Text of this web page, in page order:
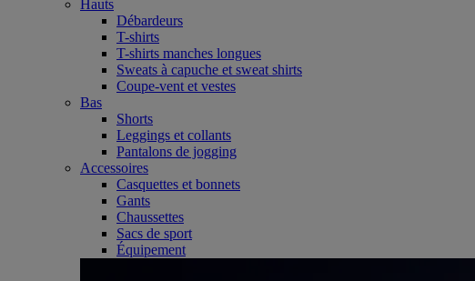
Hauts
Débardeurs
T-shirts
T-shirts manches longues
Sweats à capuche et sweat shirts
Coupe-vent et vestes
Bas
Shorts
Leggings et collants
Pantalons de jogging
Accessoires
Casquettes et bonnets
Gants
Chaussettes
Sacs de sport
Équipement